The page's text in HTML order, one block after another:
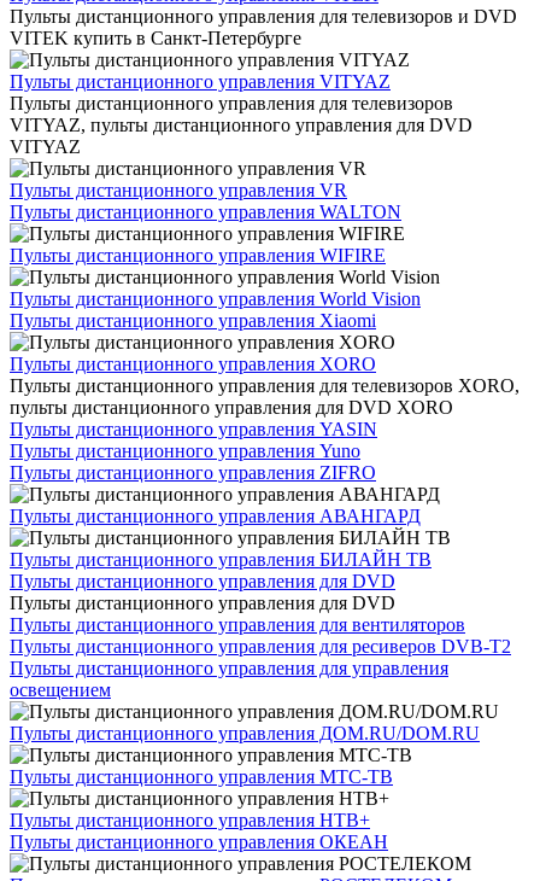
Пульты дистанционного управления для телевизоров и DVD
VITEK купить в Санкт-Петербурге
Пульты дистанционного управления VITYAZ
Пульты дистанционного управления для телевизоров
VITYAZ, пульты дистанционного управления для DVD
VITYAZ
Пульты дистанционного управления VR
Пульты дистанционного управления WALTON
Пульты дистанционного управления WIFIRE
Пульты дистанционного управления World Vision
Пульты дистанционного управления Xiaomi
Пульты дистанционного управления XORO
Пульты дистанционного управления для телевизоров XORO,
пульты дистанционного управления для DVD XORO
Пульты дистанционного управления YASIN
Пульты дистанционного управления Yuno
Пульты дистанционного управления ZIFRO
Пульты дистанционного управления АВАНГАРД
Пульты дистанционного управления БИЛАЙН ТВ
Пульты дистанционного управления для DVD
Пульты дистанционного управления для DVD
Пульты дистанционного управления для вентиляторов
Пульты дистанционного управления для ресиверов DVB-T2
Пульты дистанционного управления для управления
освещением
Пульты дистанционного управления ДОМ.RU/DOM.RU
Пульты дистанционного управления МТС-ТВ
Пульты дистанционного управления НТВ+
Пульты дистанционного управления ОКЕАН